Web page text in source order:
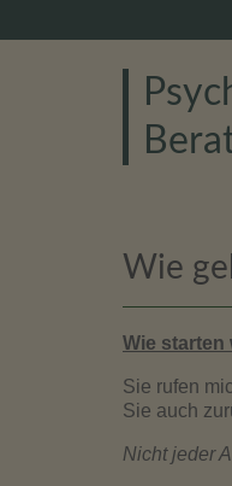
Wie
Wie starten
Sie rufen
Sie auch
Nicht jeder